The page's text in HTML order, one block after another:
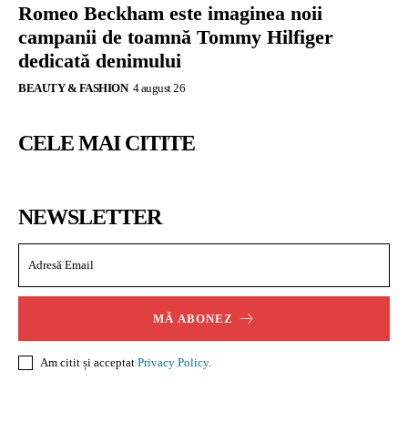
Romeo Beckham este imaginea noii
campanii de toamnă Tommy Hilfiger
dedicată denimului
BEAUTY & FASHION 4 august 26
CELE MAI CITITE
NEWSLETTER
MĂ ABONEZ
Am citit și acceptat Privacy Policy.